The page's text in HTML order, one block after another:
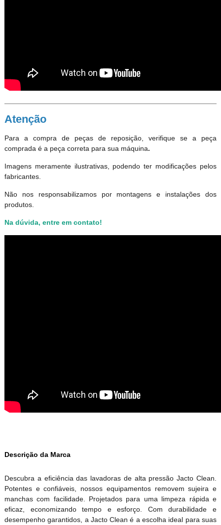
Atenção
Para a compra de peças de reposição, verifique se a peça
comprada é a peça correta para sua máquina.
Imagens meramente ilustrativas, podendo ter modificações pelos
fabricantes.
Não nos responsabilizamos por montagens e instalações dos
produtos.
Na dúvida, entre em contato!
Descrição da Marca
Descubra a eficiência das lavadoras de alta pressão Jacto Clean.
Potentes e confiáveis, nossos equipamentos removem sujeira e
manchas com facilidade. Projetados para uma limpeza rápida e
eficaz, economizando tempo e esforço. Com durabilidade e
desempenho garantidos, a Jacto Clean é a escolha ideal para suas